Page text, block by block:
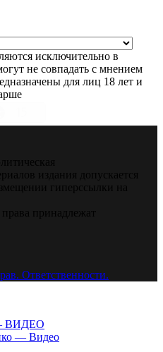
исключительно в
не совпадать с мнением
для лиц 18 лет и
издания допускается
гиперссылки на
принадлежат
Ответственности.
ВИДЕО
— Видео